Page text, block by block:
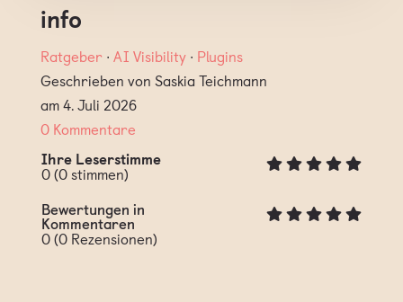
info
Ratgeber ∙ AI Visibility∙ Plugins
Geschrieben von Saskia Teichmann
am 4. Juli 2026
0 Kommentare
Ihre Leserstimme
0(0stimmen)
Bewertungen in
Kommentaren
0(0Rezensionen)